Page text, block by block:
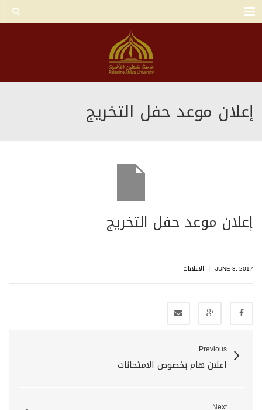
Menu
إعلان موعد حفل التخريج
إعلان موعد حفل التخريج
JUNE 3, 2017 الاعلانات
Previous
اعلان هام بخصوص الامتحانات
Next